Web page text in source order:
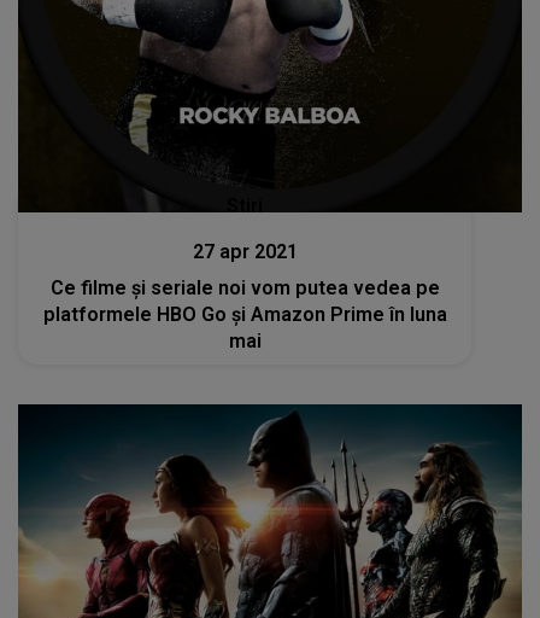
27 apr 2021
Ce filme și seriale noi vom putea vedea pe
platformele HBO Go și Amazon Prime în luna
mai